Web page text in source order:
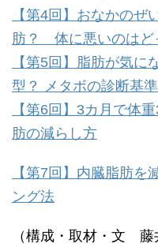
【第4回】おなかの
肪？ 体に悪いのはど
【第5回】脂肪が気に
型？ メタボの診断基準
【第6回】3カ月で体
肪の減らし方
【第7回】内臓脂肪を
ング法
（構成・取材・文 藤